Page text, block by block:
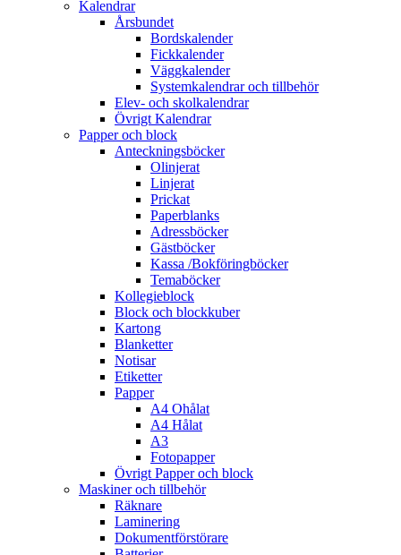
Kalendrar
Årsbundet
Bordskalender
Fickkalender
Väggkalender
Systemkalendrar och tillbehör
Elev- och skolkalendrar
Övrigt Kalendrar
Papper och block
Anteckningsböcker
Olinjerat
Linjerat
Prickat
Paperblanks
Adressböcker
Gästböcker
Kassa /Bokföringböcker
Temaböcker
Kollegieblock
Block och blockkuber
Kartong
Blanketter
Notisar
Etiketter
Papper
A4 Ohålat
A4 Hålat
A3
Fotopapper
Övrigt Papper och block
Maskiner och tillbehör
Räknare
Laminering
Dokumentförstörare